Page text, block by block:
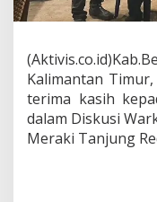
Kalimantan
terima kasih
dalam Diskusi
Meraki Tanjung